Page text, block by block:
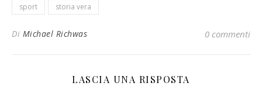
sport
storia vera
Di Michael Richwas 0 commenti
LASCIA UNA RISPOSTA